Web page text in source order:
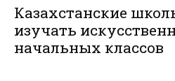
Казахстанские
изучать
начальных классов